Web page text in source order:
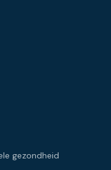
gezondheid